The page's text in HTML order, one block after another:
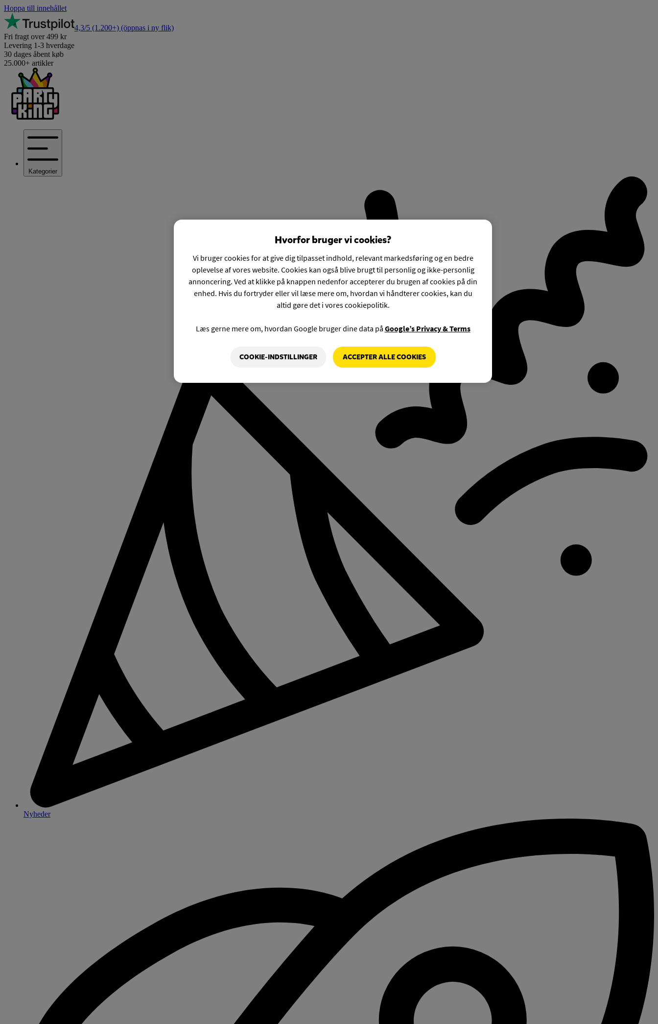
Hoppa till innehållet
4,3/5 (1.200+) (öppnas i ny flik)
Fri fragt over 499 kr
Levering 1-3 hverdage
30 dages åbent køb
25.000+ artikler
Kategorier
Nyheder
Hvorfor bruger vi cookies?
Vi bruger cookies for at give dig tilpasset indhold, relevant markedsføring og en bedre
oplevelse af vores website. Cookies kan også blive brugt til personlig og ikke-personlig
annoncering. Ved at klikke på knappen nedenfor accepterer du brugen af cookies på din
enhed. Hvis du fortryder eller vil læse mere om, hvordan vi håndterer cookies, kan du
altid gøre det i vores cookiepolitik.
Læs gerne mere om, hvordan Google bruger dine data på Google’s Privacy & Terms
COOKIE-INDSTILLINGER ACCEPTER ALLE COOKIES